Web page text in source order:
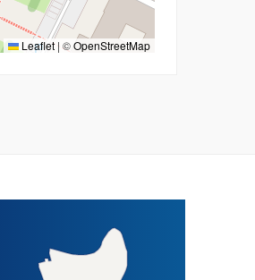
Leaflet | ©OpenStreetMap